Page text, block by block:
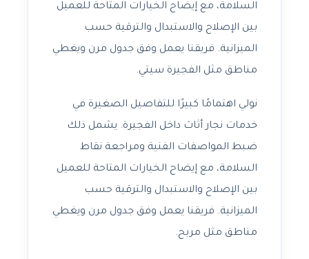
السلامة، مع إيضاح الخيارات المتاحة للعميل
بين الإصلاح والاستبدال والترقية حسب
الميزانية. فريقنا يعمل وفق جدول مرن ويغطي
مناطق مثل الفجيرة سيتي.
نولي اهتمامًا كبيرًا للتفاصيل الصغيرة في
خدمات نجار أثاث داخل الفجيرة. يشمل ذلك
ضبط المواصفات الفنية ومراجعة نقاط
السلامة، مع إيضاح الخيارات المتاحة للعميل
بين الإصلاح والاستبدال والترقية حسب
الميزانية. فريقنا يعمل وفق جدول مرن ويغطي
مناطق مثل مربح.